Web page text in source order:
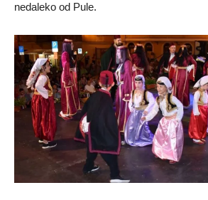
nedaleko od Pule.